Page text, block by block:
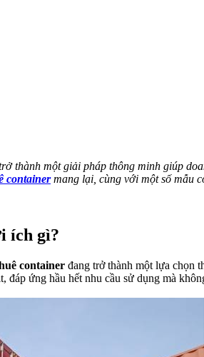
thành một giải pháp thông minh giúp
containermang lại, cùng với một số mẫu
ích gì?​
container đang trở thành một lựa chọn
ứng hầu hết nhu cầu sử dụng mà